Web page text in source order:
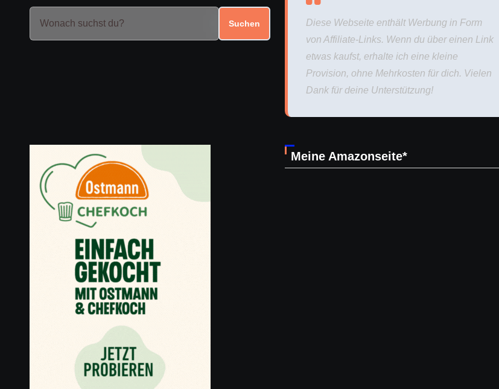
Suchen
Diese Webseite enthält Werbung in Form
von Affiliate-Links. Wenn du über einen Link
etwas kaufst, erhalte ich eine kleine
Provision, ohne Mehrkosten für dich. Vielen
Dank für deine Unterstützung!
Meine Amazonseite*